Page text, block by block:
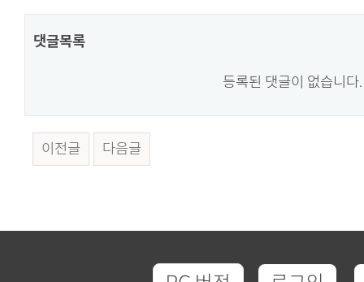
댓글목록
등록된 댓글이 없습니다.
이전글 다음글